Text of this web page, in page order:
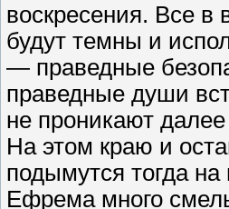
воскресения. Все в
будут темны и
— праведные
праведные души
не проникают
На этом краю и
подымутся тогда
Ефрема много